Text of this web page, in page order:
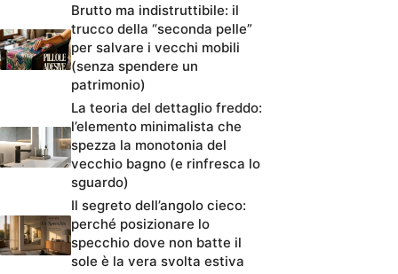
Brutto ma indistruttibile: il
trucco della “seconda pelle”
per salvare i vecchi mobili
(senza spendere un
patrimonio)
La teoria del dettaglio freddo:
l’elemento minimalista che
spezza la monotonia del
vecchio bagno (e rinfresca lo
sguardo)
Il segreto dell’angolo cieco:
perché posizionare lo
specchio dove non batte il
sole è la vera svolta estiva